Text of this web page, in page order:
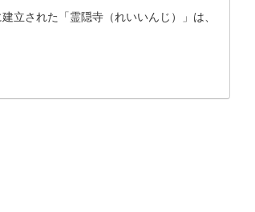
立された「霊隠寺（れいいんじ）」は、